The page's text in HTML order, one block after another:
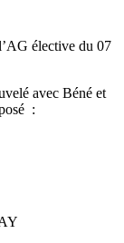
élective du 07
avec Béné et
: